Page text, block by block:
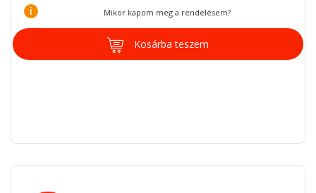
i Mikor kapom meg a rendelésem?
Kosárba teszem